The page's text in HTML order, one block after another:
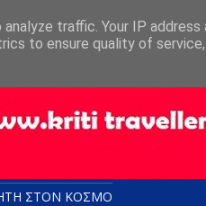
ΣΤΟN KOΣΜΟ
traffic. Your IP address
to ensure quality of